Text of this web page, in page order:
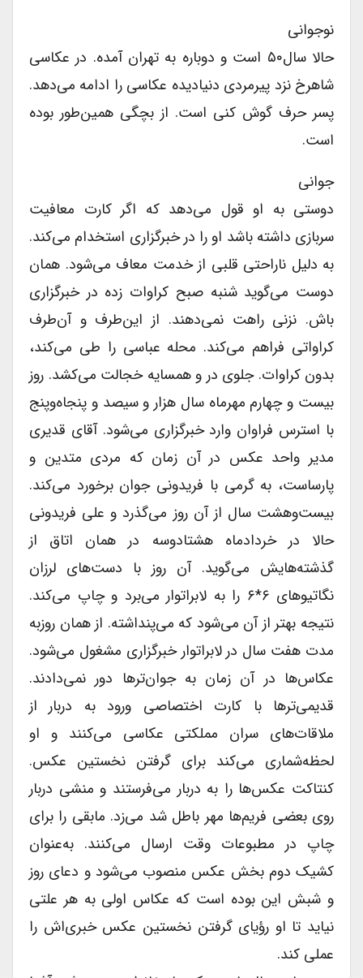
نوجوانى
حالا سال۵۰ است و دوباره به تهران آمده. در عکاسى
شاهرخ نزد پیرمردى دنیادیده عکاسى را ادامه می‌دهد.
پسر حرف گوش کنى است. از بچگى همین‌طور بوده
است.
جوانى
دوستى به او قول می‌دهد که اگر کارت معافیت
سربازى داشته باشد او را در خبرگزارى استخدام می‌کند.
به دلیل ناراحتى قلبى از خدمت معاف می‌شود. همان
دوست می‌گوید شنبه صبح کراوات زده در خبرگزارى
باش. نزنى راهت نمی‌دهند. از این‌طرف و آن‌طرف
کراواتى فراهم می‌کند. محله عباسى را طى می‌کند،
بدون کراوات. جلوى در و همسایه خجالت می‌کشد. روز
بیست و چهارم مهرماه سال هزار و سیصد و پنجاه‌وپنج
با استرس فراوان وارد خبرگزارى می‌شود. آقاى قدیرى
مدیر واحد عکس در آن زمان که مردى متدین و
پارساست، به گرمى با فریدونى جوان برخورد می‌کند.
بیست‌وهشت سال از آن روز می‌گذرد و على فریدونى
حالا در خردادماه هشتادوسه در همان اتاق از
گذشته‌هایش می‌گوید. آن روز با دست‌های لرزان
نگاتیوهاى ۶*۶ را به لابراتوار می‌برد و چاپ می‌کند.
نتیجه بهتر از آن می‌شود که می‌پنداشته. از همان روزبه
مدت هفت سال در لابراتوار خبرگزارى مشغول می‌شود.
عکاس‌ها در آن زمان به جوان‌ترها دور نمی‌دادند.
قدیمی‌ترها با کارت اختصاصى ورود به دربار از
ملاقات‌های سران مملکتى عکاسى می‌کنند و او
لحظه‌شماری می‌کند براى گرفتن نخستین عکس.
کنتاکت عکس‌ها را به دربار می‌فرستند و منشى دربار
روى بعضى فریم‌ها مهر باطل شد می‌زد. مابقى را براى
چاپ در مطبوعات وقت ارسال می‌کنند. به‌عنوان
کشیک دوم بخش عکس منصوب می‌شود و دعاى روز
و شبش این بوده است که عکاس اولى به هر علتى
نیاید تا او رؤیاى گرفتن نخستین عکس خبری‌اش را
عملى کند.